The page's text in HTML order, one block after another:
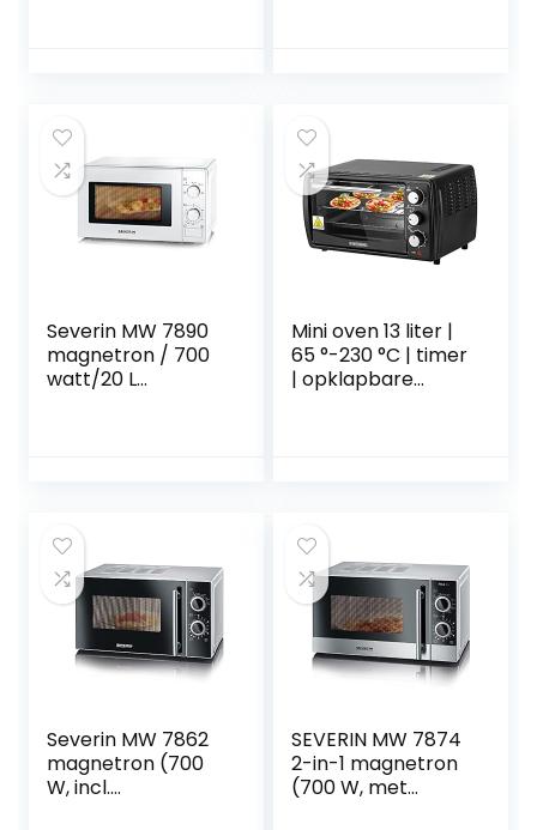
Severin MW 7890
magnetron / 700
watt/20 L
Mini oven 13 liter |
65 °-230 °C | timer
| opklapbare
Severin MW 7862
magnetron (700
W, incl.
SEVERIN MW 7874
2-in-1 magnetron
(700 W, met